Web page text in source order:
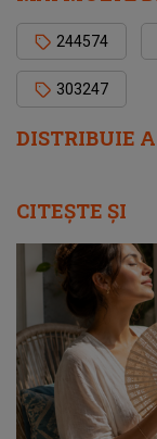
DISTRIBUIE
244574
303247
CITEȘTE ȘI